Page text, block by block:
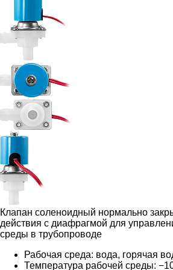
Клапан соленоидный нормально
действия с диафрагмой для
среды в трубопроводе
Рабочая среда: вода, горячая
Температура рабочей среды: